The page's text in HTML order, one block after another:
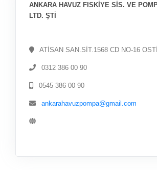
ANKARA HAVUZ FISKİYE SİS. VE
LTD. ŞTİ
ATİSAN SAN.SİT.1568 CD NO-16
0312 386 00 90
0545 386 00 90
ankarahavuzpompa@gmail.com